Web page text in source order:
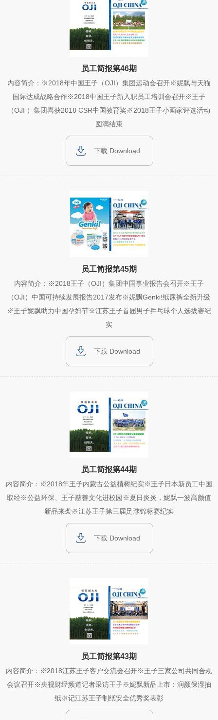
员工简报第46期
内容简介：※2018年中国王子（OJI）集团运动会召开※妮飘与天猫
国际达成战略合作※2018中国王子新入职员工培训会召开※王子
（OJI ）集团喜获2018 CSR中国教育奖※2018王子小画家评选活动
圆满结束
下载 Download
员工简报第45期
内容简介：※2018王子（OJI）集团中国事业报告会召开※王子
（OJI）中国可持续发展报告2017发布※妮飘Genki!纸尿裤全新升级
※王子妮飘助力中国孕妇节※江苏王子首届男子乒乓球个人选拔赛纪
实
下载 Download
员工简报第44期
内容简介：※2018年王子内蒙古公益植树纪实※王子日本新员工中国
取经※公益环保、王子慈善文化进校园※夏日炎炎，妮飘一波高颜值
新品来袭※江苏王子第三届足球锦标赛纪实
下载 Download
员工简报第43期
内容简介：※2018江苏王子客户交流会召开※王子三家公司共同合规
会议召开※央视财经频道记者采访王子※妮飘新品上市：润颜保湿抽
纸※记江苏王子制纸安全优秀奖表彰